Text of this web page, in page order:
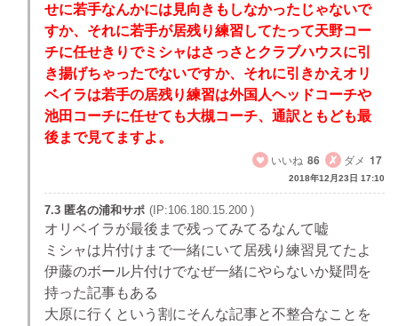
せに若手なんかには見向きもしなかったじゃないで
すか、それに若手が居残り練習してたって天野コー
チに任せきりでミシャはさっさとクラブハウスに引
き揚げちゃったでないですか、それに引きかえオリ
ベイラは若手の居残り練習は外国人ヘッドコーチや
池田コーチに任せても大槻コーチ、通訳ともども最
後まで見てますよ。
いいね 86 ダメ 17
2018年12月23日 17:10
7.3 匿名の浦和サポ (IP:106.180.15.200 )
オリベイラが最後まで残ってみてるなんて嘘
ミシャは片付けまで一緒にいて居残り練習見てたよ
伊藤のボール片付けでなぜ一緒にやらないか疑問を
持った記事もある
大原に行くという割にそんな記事と不整合なことを